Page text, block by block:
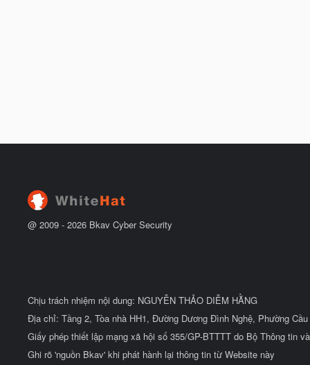
@ 2009 - 2026 Bkav Cyber Security
Chịu trách nhiệm nội dung: NGUYỄN THẢO DIỄM HẰNG
Địa chỉ: Tầng 2, Tòa nhà HH1, Đường Dương Đình Nghệ, Phường
Giấy phép thiết lập mạng xã hội số 355/GP-BTTTT do Bộ Thông tin
Ghi rõ 'nguồn Bkav' khi phát hành lại thông tin từ Website này